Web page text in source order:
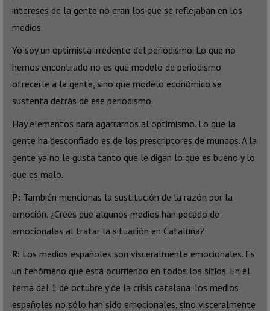
intereses de la gente no eran los que se reflejaban en los
medios.
Yo soy un optimista irredento del periodismo. Lo que no
hemos encontrado no es qué modelo de periodismo
ofrecerle a la gente, sino qué modelo económico se
sustenta detrás de ese periodismo.
Hay elementos para agarrarnos al optimismo. Lo que la
gente ha desconfiado es de los prescriptores de mundos. A la
gente ya no le gusta tanto que le digan lo que es bueno y lo
que es malo.
P: También mencionas la sustitución de la razón por la
emoción. ¿Crees que algunos medios han pecado de
emocionales al tratar la situación en Cataluña?
R: Los medios españoles son visceralmente emocionales. Es
un fenómeno que está ocurriendo en todos los sitios. En el
tema del 1 de octubre y de la crisis catalana, los medios
españoles no sólo han sido emocionales, sino visceralmente